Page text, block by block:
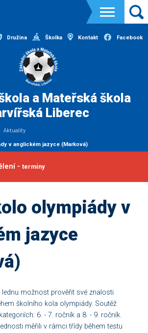
Družina Školka Kontakt Facebook
a Mateřská škola
Liberec
Aktuality
v anglickém jazyce (Marková)
- termíny
olympiády v
jazyce
možnost prověřit své znalosti
školního kola olympiády. Soutěž
6. - 7. ročník a 8. - 9. ročník.
měřili v rámci třídy během testu